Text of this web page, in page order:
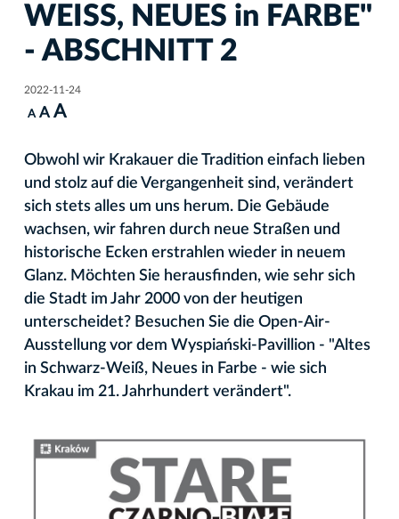
WEISS, NEUES in FARBE"
- ABSCHNITT 2
2022-11-24
A A A
Obwohl wir Krakauer die Tradition einfach lieben
und stolz auf die Vergangenheit sind, verändert
sich stets alles um uns herum. Die Gebäude
wachsen, wir fahren durch neue Straßen und
historische Ecken erstrahlen wieder in neuem
Glanz. Möchten Sie herausfinden, wie sehr sich
die Stadt im Jahr 2000 von der heutigen
unterscheidet? Besuchen Sie die Open-Air-
Ausstellung vor dem Wyspiański-Pavillion - "Altes
in Schwarz-Weiß, Neues in Farbe - wie sich
Krakau im 21. Jahrhundert verändert".